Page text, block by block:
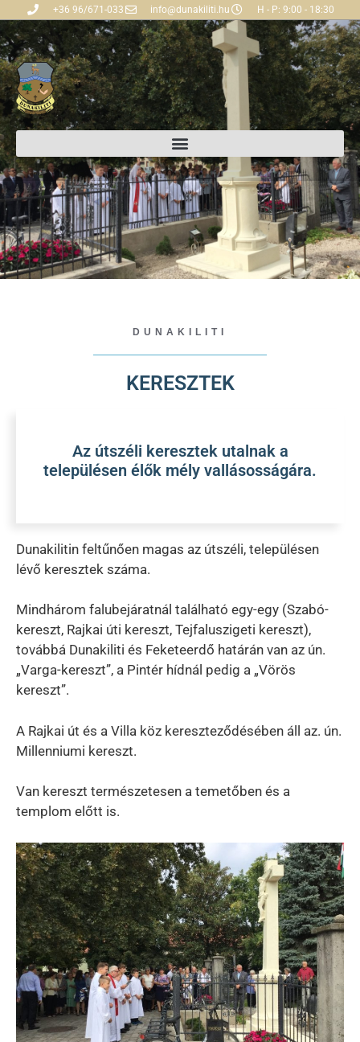
+36 96/671-033 info@dunakiliti.hu H - P: 9:00 - 18:30
DUNAKILITI
KERESZTEK
Az útszéli keresztek utalnak a
településen élők mély vallásosságára.
Dunakilitin feltűnően magas az útszéli, településen
lévő keresztek száma.
Mindhárom falubejáratnál található egy-egy (Szabó-
kereszt, Rajkai úti kereszt, Tejfaluszigeti kereszt),
továbbá Dunakiliti és Feketeerdő határán van az ún.
„Varga-kereszt”, a Pintér hídnál pedig a „Vörös
kereszt”.
A Rajkai út és a Villa köz kereszteződésében áll az. ún.
Millenniumi kereszt.
Van kereszt természetesen a temetőben és a
templom előtt is.